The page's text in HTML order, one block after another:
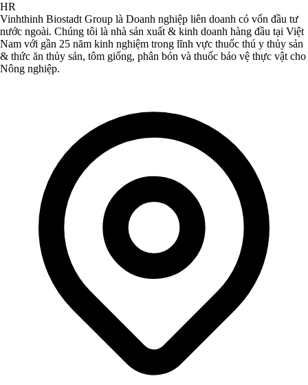
HR
Vinhthinh Biostadt Group là Doanh nghiệp liên doanh có vốn đầu tư
nước ngoài. Chúng tôi là nhà sản xuất & kinh doanh hàng đầu tại Việt
Nam với gần 25 năm kinh nghiệm trong lĩnh vực thuốc thú y thủy sản
& thức ăn thủy sản, tôm giống, phân bón và thuốc bảo vệ thực vật cho
Nông nghiệp.